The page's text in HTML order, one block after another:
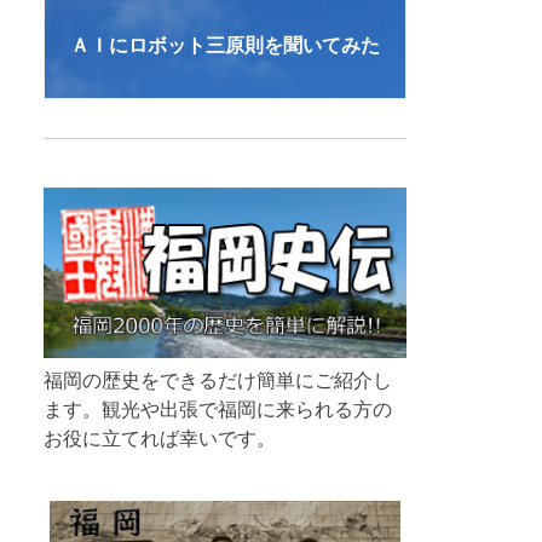
ＡＩにロボット三原則を聞いてみた
福岡の歴史をできるだけ簡単にご紹介し
ます。観光や出張で福岡に来られる方の
お役に立てれば幸いです。